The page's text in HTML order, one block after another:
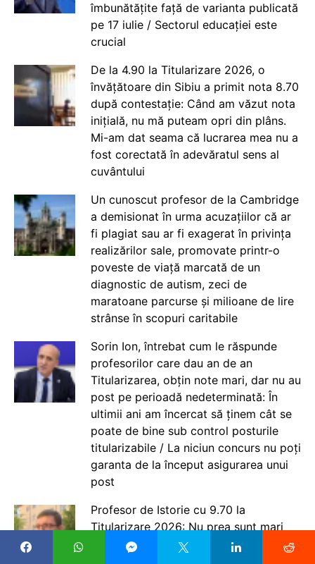
îmbunătățite față de varianta publicată
pe 17 iulie / Sectorul educației este
crucial
De la 4.90 la Titularizare 2026, o
învățătoare din Sibiu a primit nota 8.70
după contestație: Când am văzut nota
inițială, nu mă puteam opri din plâns.
Mi-am dat seama că lucrarea mea nu a
fost corectată în adevăratul sens al
cuvântului
Un cunoscut profesor de la Cambridge
a demisionat în urma acuzațiilor că ar
fi plagiat sau ar fi exagerat în privința
realizărilor sale, promovate printr-o
poveste de viață marcată de un
diagnostic de autism, zeci de
maratoane parcurse și milioane de lire
strânse în scopuri caritabile
Sorin Ion, întrebat cum le răspunde
profesorilor care dau an de an
Titularizarea, obțin note mari, dar nu au
post pe perioadă nedeterminată: În
ultimii ani am încercat să ținem cât se
poate de bine sub control posturile
titularizabile / La niciun concurs nu poți
garanta de la început asigurarea unui
post
Profesor de Istorie cu 9.70 la
Titularizare 2026: Nu prea sunt mari
așteptările. Din păcate nu sunt posturi